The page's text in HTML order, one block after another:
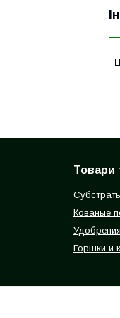
Товари
Кованые
Удобрения
Горшки и